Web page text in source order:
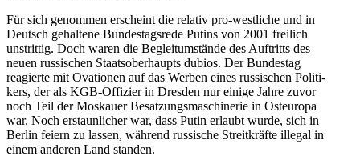
Für sich genom­men erscheint die relativ pro-west­li­che und in
Deutsch gehal­tene Bun­des­tags­rede Putins von 2001 frei­lich
unstrit­tig. Doch waren die Begleit­um­stände des Auf­tritts des
neuen rus­si­schen Staats­ober­haupts dubios. Der Bun­des­tag
reagierte mit Ova­tio­nen auf das Werben eines rus­si­schen Poli­ti­
kers, der als KGB-Offi­zier in Dresden nur einige Jahre zuvor
noch Teil der Mos­kauer Besat­zungs­ma­schi­ne­rie in Ost­eu­ropa
war. Noch erstaun­li­cher war, dass Putin erlaubt wurde, sich in
Berlin feiern zu lassen, während rus­si­sche Streit­kräfte illegal in
einem anderen Land standen.